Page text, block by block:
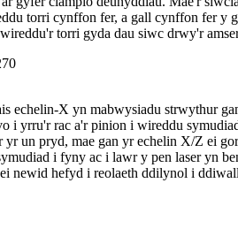
torri cynffon fer, a gall cynffon fer y
torri gyda dau siwc drwy'r
echelin-X yn mabwysiadu strwythur
i yrru'r rac a'r pinion i wireddu
yr un pryd, mae gan yr echelin X/Z ei
i fyny ac i lawr y pen laser yn
newid hefyd i reolaeth ddilynol i